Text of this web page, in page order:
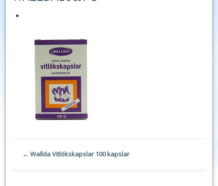
← Wallda Vitlökskapslar 100 kapslar